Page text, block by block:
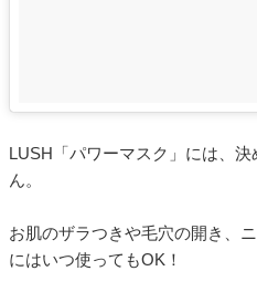
LUSH「パワーマスク」には、
ん。
お肌のザラつきや毛穴の開き、
にはいつ使ってもOK！